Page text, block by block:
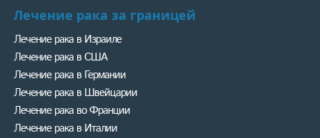
Лечение рака за границей
Лечение рака в Израиле
Лечение рака в США
Лечение рака в Германии
Лечение рака в Швейцарии
Лечение рака во Франции
Лечение рака в Италии